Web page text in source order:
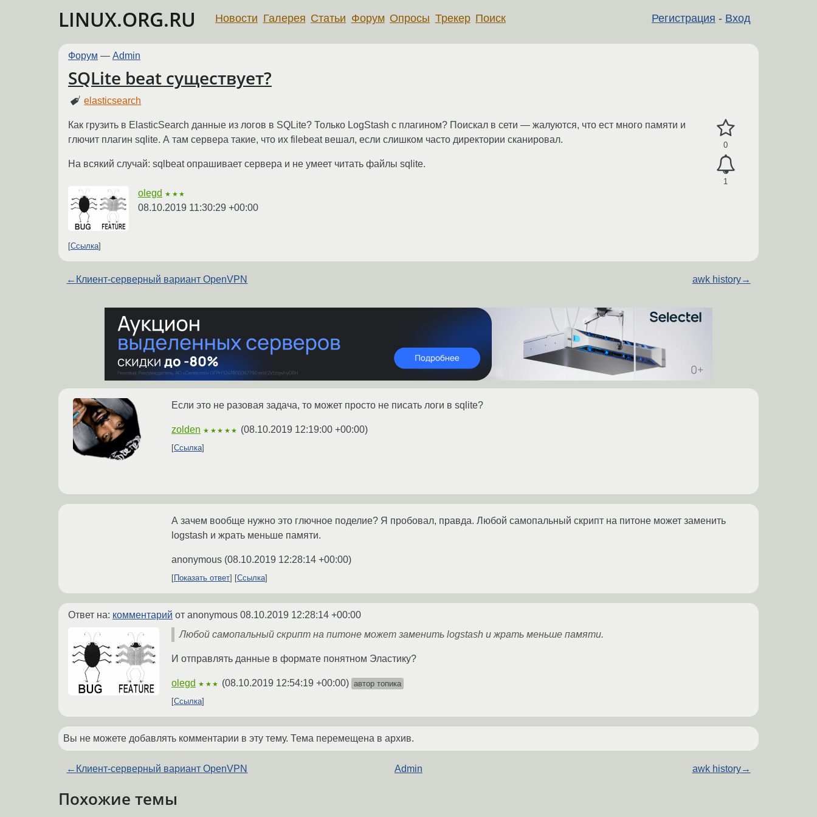
LINUX.ORG.RU Регистрация - Вход
Новости Галерея Статьи Форум Опросы Трекер Поиск
Форум — Admin
SQLite beat существует?
elasticsearch
0
1
Как грузить в ElasticSearch данные из логов в SQLite? Только LogStash с плагином? Поискал в сети — жалуются, что ест много памяти и
глючит плагин sqlite. А там сервера такие, что их filebeat вешал, если слишком часто директории сканировал.
На всякий случай: sqlbeat опрашивает сервера и не умеет читать файлы sqlite.
olegd ★★★
08.10.2019 11:30:29 +00:00
Ссылка
← Клиент-серверный вариант OpenVPN awk history→
Если это не разовая задача, то может просто не писать логи в sqlite?
zolden ★★★★★ (08.10.2019 12:19:00 +00:00)
Ссылка
А зачем вообще нужно это глючное поделие? Я пробовал, правда. Любой самопальный скрипт на питоне может заменить
logstash и жрать меньше памяти.
anonymous (08.10.2019 12:28:14 +00:00)
Показать ответ Ссылка
Ответ на: комментарий от anonymous 08.10.2019 12:28:14 +00:00
Любой самопальный скрипт на питоне может заменить logstash и жрать меньше памяти.
И отправлять данные в формате понятном Эластику?
olegd ★★★ (08.10.2019 12:54:19 +00:00) автор топика
Ссылка
Вы не можете добавлять комментарии в эту тему. Тема перемещена в архив.
← Клиент-серверный вариант OpenVPN Admin awk history→
Похожие темы